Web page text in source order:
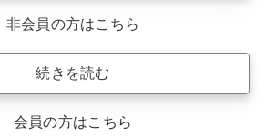
非会員の方はこちら
続きを読む
会員の方はこちら